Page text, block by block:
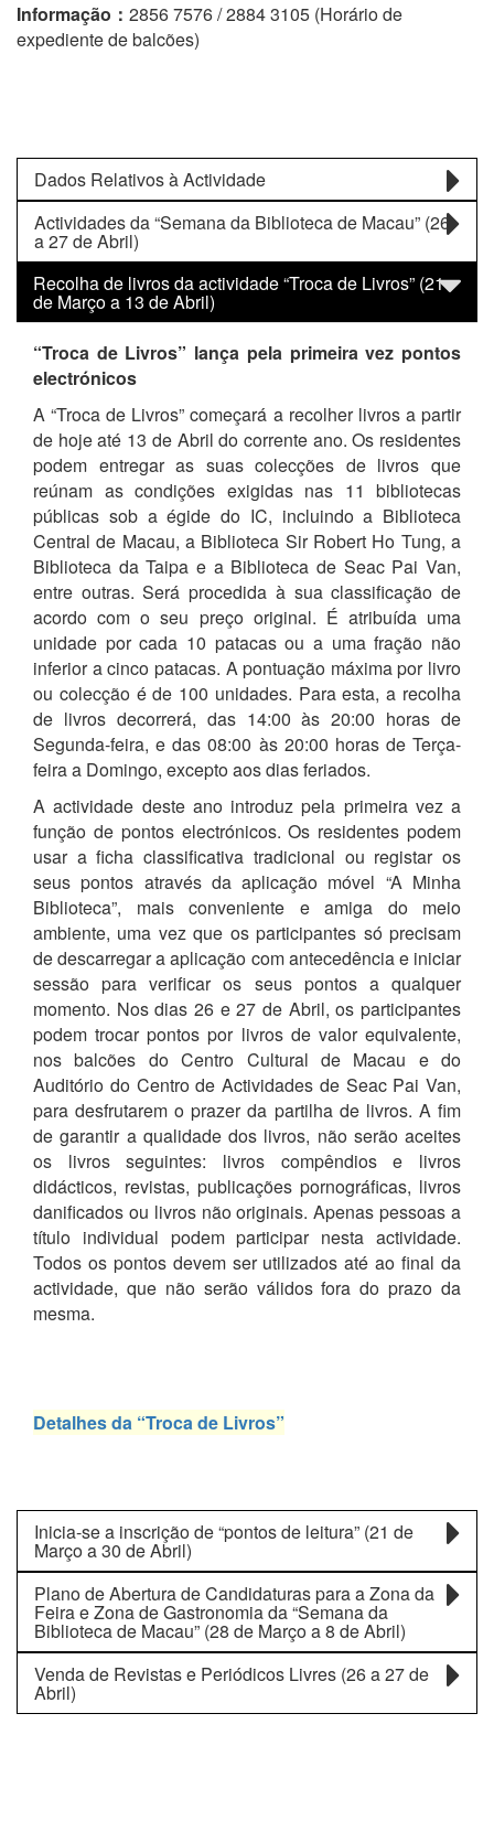
Informação： 2856 7576 / 2884 3105 (Horário de
expediente de balcões)
Dados Relativos à Actividade
Actividades da “Semana da Biblioteca de Macau” (26
a 27 de Abril)
Recolha de livros da actividade “Troca de Livros” (21
de Março a 13 de Abril)
“Troca de Livros” lança pela primeira vez pontos
electrónicos
A “Troca de Livros” começará a recolher livros a partir
de hoje até 13 de Abril do corrente ano. Os residentes
podem entregar as suas colecções de livros que
reúnam as condições exigidas nas 11 bibliotecas
públicas sob a égide do IC, incluindo a Biblioteca
Central de Macau, a Biblioteca Sir Robert Ho Tung, a
Biblioteca da Taipa e a Biblioteca de Seac Pai Van,
entre outras. Será procedida à sua classificação de
acordo com o seu preço original. É atribuída uma
unidade por cada 10 patacas ou a uma fração não
inferior a cinco patacas. A pontuação máxima por livro
ou colecção é de 100 unidades. Para esta, a recolha
de livros decorrerá, das 14:00 às 20:00 horas de
Segunda-feira, e das 08:00 às 20:00 horas de Terça-
feira a Domingo, excepto aos dias feriados.
A actividade deste ano introduz pela primeira vez a
função de pontos electrónicos. Os residentes podem
usar a ficha classificativa tradicional ou registar os
seus pontos através da aplicação móvel “A Minha
Biblioteca”, mais conveniente e amiga do meio
ambiente, uma vez que os participantes só precisam
de descarregar a aplicação com antecedência e iniciar
sessão para verificar os seus pontos a qualquer
momento. Nos dias 26 e 27 de Abril, os participantes
podem trocar pontos por livros de valor equivalente,
nos balcões do Centro Cultural de Macau e do
Auditório do Centro de Actividades de Seac Pai Van,
para desfrutarem o prazer da partilha de livros. A fim
de garantir a qualidade dos livros, não serão aceites
os livros seguintes: livros compêndios e livros
didácticos, revistas, publicações pornográficas, livros
danificados ou livros não originais. Apenas pessoas a
título individual podem participar nesta actividade.
Todos os pontos devem ser utilizados até ao final da
actividade, que não serão válidos fora do prazo da
mesma.
Detalhes da “Troca de Livros”
Inicia-se a inscrição de “pontos de leitura” (21 de
Março a 30 de Abril)
Plano de Abertura de Candidaturas para a Zona da
Feira e Zona de Gastronomia da “Semana da
Biblioteca de Macau” (28 de Março a 8 de Abril)
Venda de Revistas e Periódicos Livres (26 a 27 de
Abril)